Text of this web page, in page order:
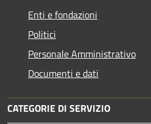
Enti e fondazioni
Politici
Personale Amministrativo
Documenti e dati
CATEGORIE DI SERVIZIO